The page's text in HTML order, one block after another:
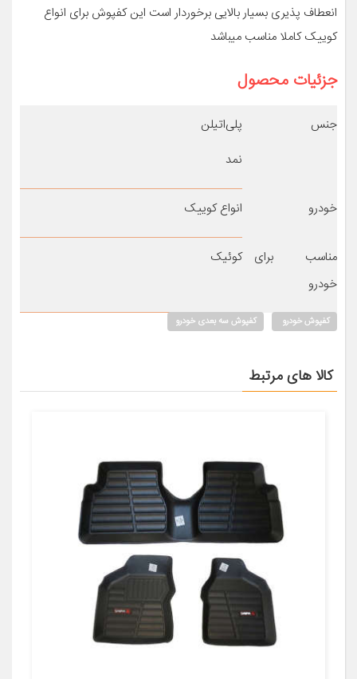
انعطاف پذیری بسیار بالایی برخوردار است این کفپوش برای انواع
کوییک کاملا مناسب میباشد
جزئیات محصول
جنس
پلی‌اتیلن
نمد
خودرو انواع کوییک
مناسب برای
خودرو
کوئیک
کفپوش خودرو کفپوش سه بعدی خودرو
کالا های مرتبط